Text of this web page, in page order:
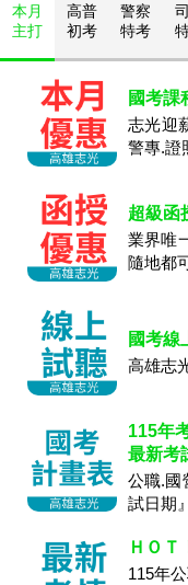
本月
主打
高普
初考
警察
特考
國考課
志光迎
警專.證
超級函
業界唯
隨地都
國考線
高雄志
115年
最新考
公職.國
試日期
ＨＯ
115年